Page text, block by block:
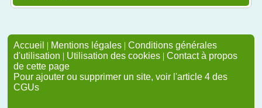
Accueil | Mentions légales | Conditions générales
d'utilisation | Utilisation des cookies | Contact à propos
de cette page
Pour ajouter ou supprimer un site, voir l'article 4 des
CGUs